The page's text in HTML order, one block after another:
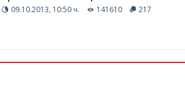
09.10.2013, 10:50 ч. 141610 217